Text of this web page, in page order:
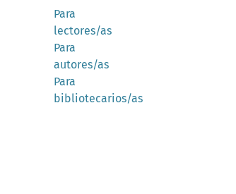
Para
lectores/as
Para
autores/as
Para
bibliotecarios/as